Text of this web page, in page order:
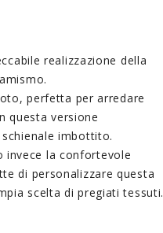
realizzazione della
perfetta per arredare
questa versione
imbottito.
invece la confortevole
di personalizzare questa
scelta di pregiati tessuti.